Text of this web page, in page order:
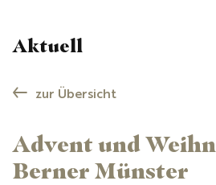
Aktuell
zur Übersicht
Advent und
Berner Münster